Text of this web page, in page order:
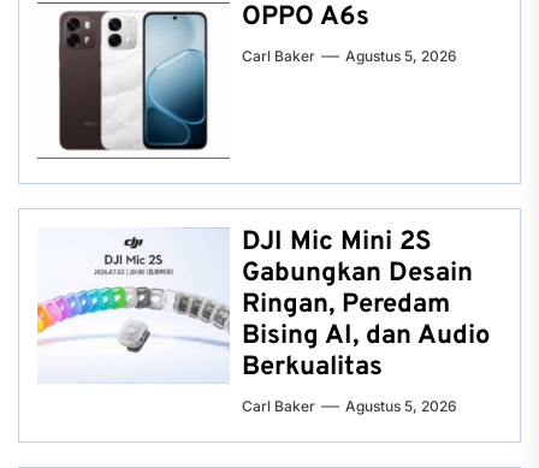
OPPO A6s
Carl Baker Agustus 5, 2026
DJI Mic Mini 2S
Gabungkan Desain
Ringan, Peredam
Bising AI, dan Audio
Berkualitas
Carl Baker Agustus 5, 2026